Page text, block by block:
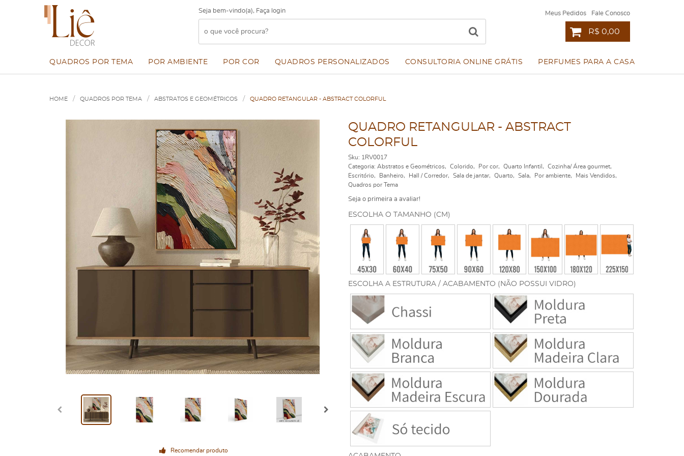
Seja bem-vindo(a), Faça login Meus Pedidos Fale Conosco
R$ 0,00
QUADROS POR TEMA POR AMBIENTE POR COR QUADROS PERSONALIZADOS CONSULTORIA ONLINE GRÁTIS PERFUMES PARA A CASA
HOME QUADROS POR TEMA ABSTRATOS E GEOMÉTRICOS QUADRO RETANGULAR - ABSTRACT COLORFUL
Recomendar produto
QUADRO RETANGULAR - ABSTRACT
COLORFUL
Sku: 1RV0017
Categoria: Abstratos e Geométricos Colorido Por cor Quarto Infantil
Cozinha/ Área gourmet
Escritório
Banheiro Hall / Corredor Sala de jantar Quarto Sala Por ambiente
Mais Vendidos
Quadros por Tema
Seja o primeira a avaliar!
ESCOLHA A ESTRUTURA / ACABAMENTO (NÃO POSSUI VIDRO)
ESCOLHA O TAMANHO (CM)